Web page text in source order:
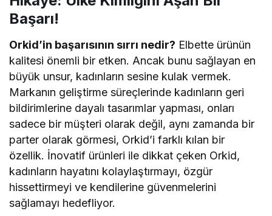
Başarı!
Orkid’in başarısının sırrı nedir? Elbette ürünün
kalitesi önemli bir etken. Ancak bunu sağlayan en
büyük unsur, kadınların sesine kulak vermek.
Markanın geliştirme süreçlerinde kadınların geri
bildirimlerine dayalı tasarımlar yapması, onları
sadece bir müşteri olarak değil, aynı zamanda bir
parter olarak görmesi, Orkid’i farklı kılan bir
özellik. İnovatif ürünleri ile dikkat çeken Orkid,
kadınların hayatını kolaylaştırmayı, özgür
hissettirmeyi ve kendilerine güvenmelerini
sağlamayı hedefliyor.